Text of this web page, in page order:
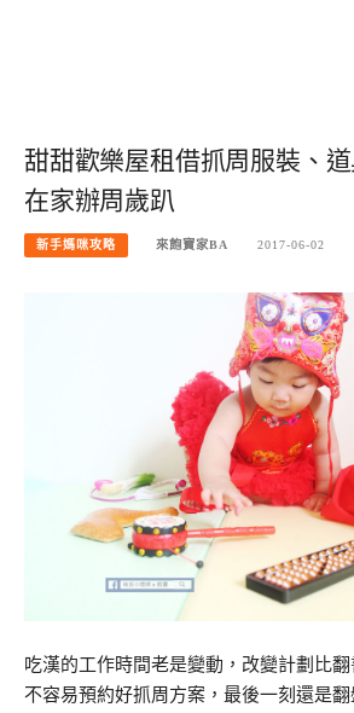
甜甜歡樂屋租借抓周服裝、
在家辦周歲趴
新手媽咪攻略 來飽寶家BA 2017-06-02
吃漢的工作時間老是變動，改變計劃比
不容易預約好抓周方案，最後一刻還是